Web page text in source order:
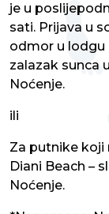
je u
sati. Prijava u
odmor u lodgu
zalazak sunca
Noćenje.
ili
Za putnike koji
Diani Beach –
Noćenje.